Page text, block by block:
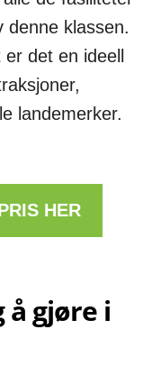
denne klassen.
er det en ideell
landemerker.
HER
å gjøre i